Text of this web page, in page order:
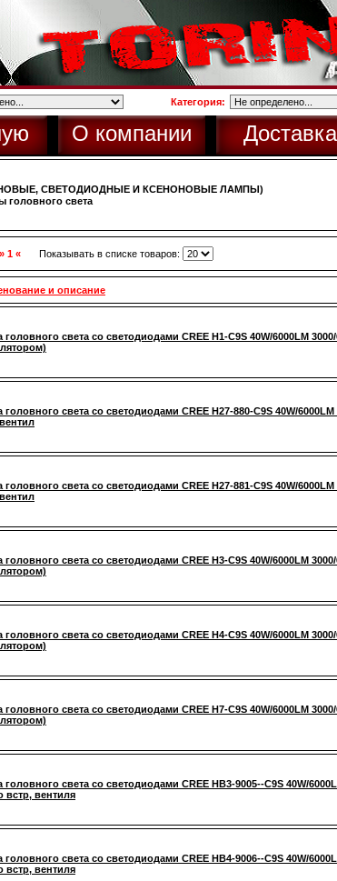
Категория:
О компании Доставка
СВЕТОДИОДНЫЕ И КСЕНОНОВЫЕ ЛАМПЫ)
головного света
» 1 « Показывать в списке товаров:
и описание
головного света со светодиодами CREE H1-C9S 40W/6000LM
головного света со светодиодами CREE H27-880-C9S 40W/6000LM
головного света со светодиодами CREE H27-881-C9S 40W/6000LM
головного света со светодиодами CREE H3-C9S 40W/6000LM
головного света со светодиодами CREE H4-C9S 40W/6000LM
головного света со светодиодами CREE H7-C9S 40W/6000LM
головного света со светодиодами CREE HB3-9005--C9S 40W/
встр, вентиля
головного света со светодиодами CREE HB4-9006--C9S 40W/
встр, вентиля